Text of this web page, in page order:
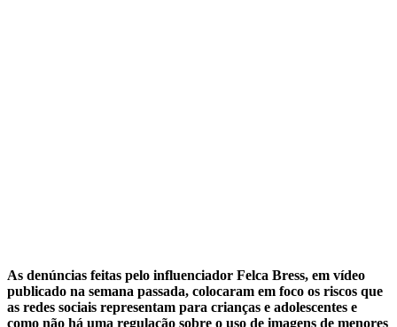
As denúncias feitas pelo influenciador Felca Bress, em vídeo
publicado na semana passada, colocaram em foco os riscos que
as redes sociais representam para crianças e adolescentes e
como não há uma regulação sobre o uso de imagens de menores